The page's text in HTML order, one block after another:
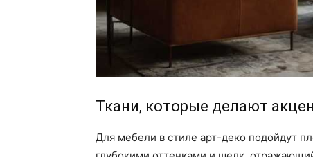
Ткани, которые делают
Для мебели в стиле арт-деко подойдут